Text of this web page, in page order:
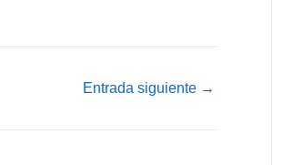
Entrada siguiente →